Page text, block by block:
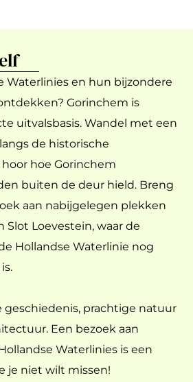
Waterlinies en hun bijzondere
Gorinchem is
uitvalsbasis. Wandel met een
de historische
hoe Gorinchem
buiten de deur hield. Breng
aan nabijgelegen plekken
Slot Loevestein, waar de
Hollandse Waterlinie nog
geschiedenis, prachtige natuur
Een bezoek aan
Waterlinies is een
je niet wilt missen!